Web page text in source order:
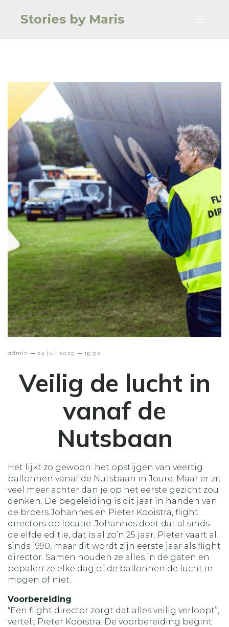
Stories by Maris
admin – 24 juli 2025 – 15:52
Veilig de lucht in
vanaf de
Nutsbaan
Het lijkt zo gewoon: het opstijgen van veertig
ballonnen vanaf de Nutsbaan in Joure. Maar er zit
veel meer achter dan je op het eerste gezicht zou
denken. De begeleiding is dit jaar in handen van
de broers Johannes en Pieter Kooistra, flight
directors op locatie. Johannes doet dat al sinds
de elfde editie, dat is al zo’n 25 jaar. Pieter vaart al
sinds 1990, maar dit wordt zijn eerste jaar als flight
director. Samen houden ze alles in de gaten en
bepalen ze elke dag of de ballonnen de lucht in
mogen of niet.
Voorbereiding
“Een flight director zorgt dat alles veilig verloopt”,
vertelt Pieter Kooistra. De voorbereiding begint